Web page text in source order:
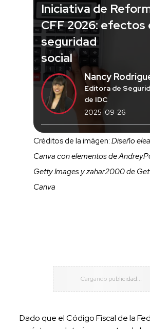
Iniciativa de
CFF 2026: efectos
seguridad
social
Nancy
Editora de
de IDC
2025-09-26
Créditos de la imágen: Diseño
Canva con elementos de
Getty Images y zahar2000 de
Canva
Dado que el Código Fiscal de la